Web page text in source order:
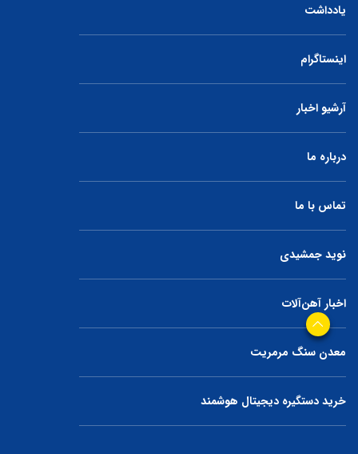
یادداشت
اینستاگرام
آرشیو اخبار
درباره ما
تماس با ما
نوید جمشیدی
اخبار آهن‌آلات
معدن سنگ مرمریت
خرید دستگیره دیجیتال هوشمند